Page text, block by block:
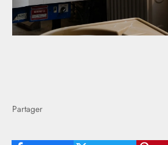
Partager